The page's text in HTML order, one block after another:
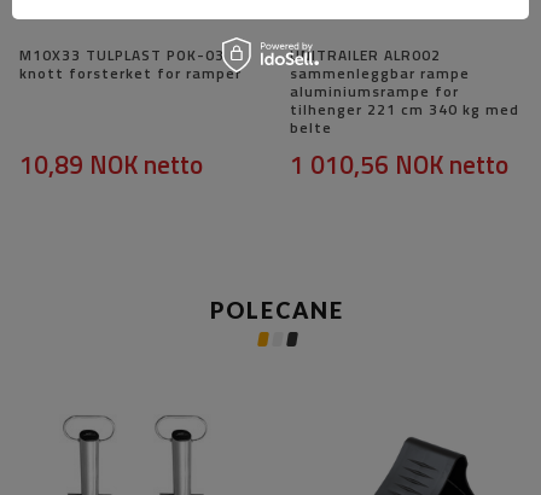
M10X33 TULPLAST POK-03
knott forsterket for ramper
10,89 NOKnetto
UNITRAILER ALR002
sammenleggbar rampe
aluminiumsrampe for
tilhenger 221 cm 340 kg med
belte
1 010,56 NOKnetto
POLECANE